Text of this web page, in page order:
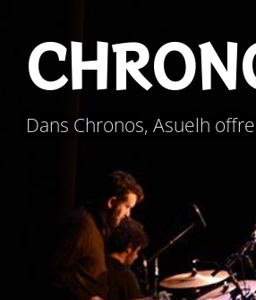
Dans Chronos, Asuelh